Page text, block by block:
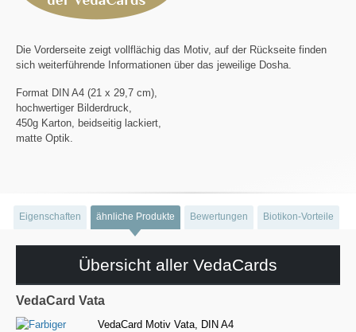
Die Vorderseite zeigt vollflächig das Motiv, auf der Rückseite finden
sich weiterführende Informationen über das jeweilige Dosha.
Format DIN A4 (21 x 29,7 cm),
hochwertiger Bilderdruck,
450g Karton, beidseitig lackiert,
matte Optik.
Eigenschaften ähnliche Produkte Bewertungen Biotikon-Vorteile
Übersicht aller VedaCards
VedaCard Vata
VedaCard Motiv Vata, DIN A4